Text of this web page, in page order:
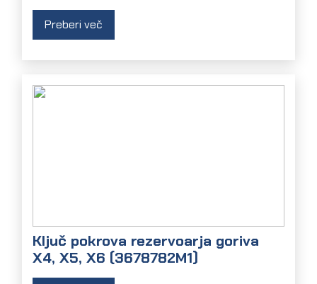
Preberi več
Ključ pokrova rezervoarja goriva
X4, X5, X6 (3678782M1)